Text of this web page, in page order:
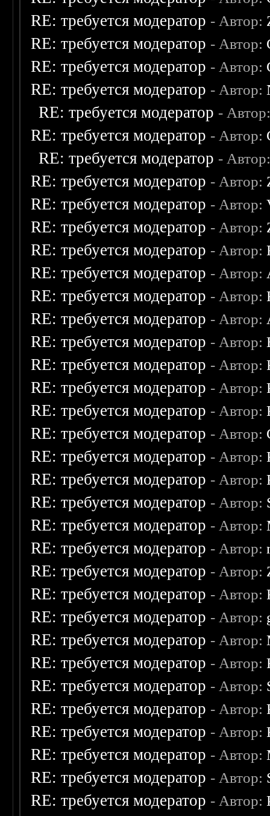
RE: требуется модератор - Автор:
RE: требуется модератор - Автор:
RE: требуется модератор - Автор:
RE: требуется модератор - Автор:
RE: требуется модератор -
RE: требуется модератор - Автор:
RE: требуется модератор -
RE: требуется модератор - Автор:
RE: требуется модератор - Автор:
RE: требуется модератор - Автор:
RE: требуется модератор - Автор:
RE: требуется модератор - Автор:
RE: требуется модератор - Автор:
RE: требуется модератор - Автор:
RE: требуется модератор - Автор:
RE: требуется модератор - Автор:
RE: требуется модератор - Автор:
RE: требуется модератор - Автор:
RE: требуется модератор - Автор:
RE: требуется модератор - Автор:
RE: требуется модератор - Автор:
RE: требуется модератор - Автор:
RE: требуется модератор - Автор:
RE: требуется модератор - Автор:
RE: требуется модератор - Автор:
RE: требуется модератор - Автор:
RE: требуется модератор - Автор:
RE: требуется модератор - Автор:
RE: требуется модератор - Автор:
RE: требуется модератор - Автор:
RE: требуется модератор - Автор:
RE: требуется модератор - Автор:
RE: требуется модератор - Автор:
RE: требуется модератор - Автор:
RE: требуется модератор - Автор: